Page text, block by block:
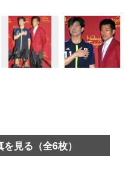
見る（全6枚）